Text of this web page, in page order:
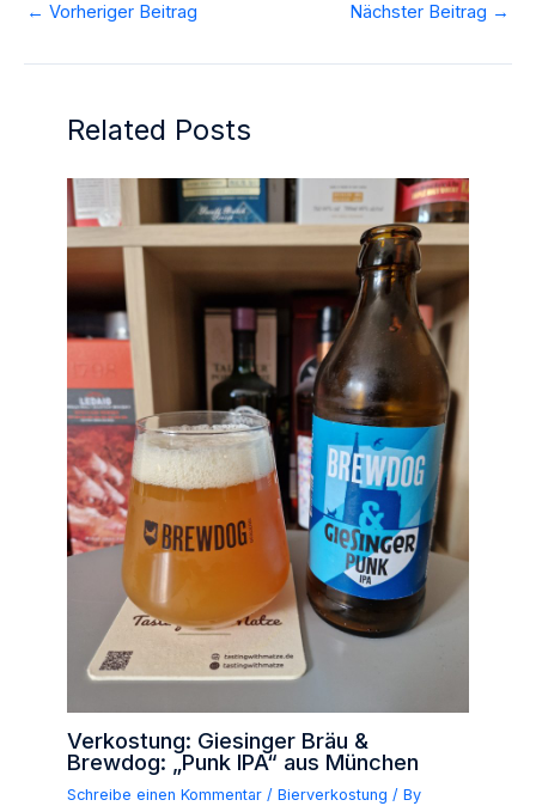
← Vorheriger Beitrag Nächster Beitrag →
Related Posts
Verkostung: Giesinger Bräu &
Brewdog: „Punk IPA“ aus München
Schreibe einen Kommentar /Bierverkostung / By